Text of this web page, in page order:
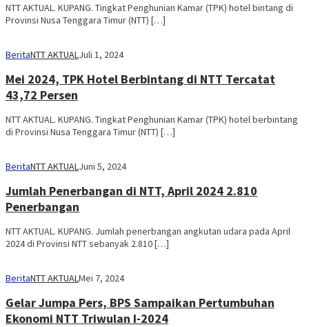
NTT AKTUAL. KUPANG. Tingkat Penghunian Kamar (TPK) hotel bintang di
Provinsi Nusa Tenggara Timur (NTT) […]
BeritaNTT AKTUALJuli 1, 2024
Mei 2024, TPK Hotel Berbintang di NTT Tercatat
43,72 Persen
NTT AKTUAL. KUPANG. Tingkat Penghunian Kamar (TPK) hotel berbintang
di Provinsi Nusa Tenggara Timur (NTT) […]
BeritaNTT AKTUALJuni 5, 2024
Jumlah Penerbangan di NTT, April 2024 2.810
Penerbangan
NTT AKTUAL. KUPANG. Jumlah penerbangan angkutan udara pada April
2024 di Provinsi NTT sebanyak 2.810 […]
BeritaNTT AKTUALMei 7, 2024
Gelar Jumpa Pers, BPS Sampaikan Pertumbuhan
Ekonomi NTT Triwulan I-2024